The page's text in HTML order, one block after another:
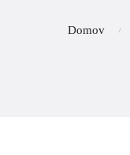
Domov